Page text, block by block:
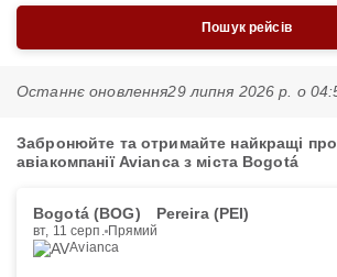
Пошук рейсів
Останнє оновлення29 липня 2026 р. о
Забронюйте та отримайте найкращі
авіакомпанії Avianca з міста Bogotá
Bogotá (BOG) Pereira (PEI)
вт, 11 серп. Прямий
Avianca